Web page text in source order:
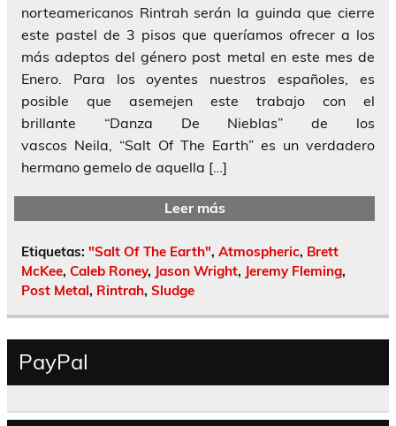
norteamericanos Rintrah serán la guinda que cierre
este pastel de 3 pisos que queríamos ofrecer a los
más adeptos del género post metal en este mes de
Enero. Para los oyentes nuestros españoles, es
posible que asemejen este trabajo con el
brillante “Danza De Nieblas” de los
vascos Neila, “Salt Of The Earth” es un verdadero
hermano gemelo de aquella […]
Leer más
Etiquetas: "Salt Of The Earth", Atmospheric, Brett
McKee, Caleb Roney, Jason Wright, Jeremy Fleming,
Post Metal, Rintrah, Sludge
PayPal